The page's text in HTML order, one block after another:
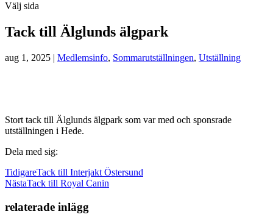
Välj sida
Tack till Älglunds älgpark
aug 1, 2025 | Medlemsinfo, Sommarutställningen, Utställning
Stort tack till Älglunds älgpark som var med och sponsrade
utställningen i Hede.
Dela med sig:
TidigareTack till Interjakt Östersund
NästaTack till Royal Canin
relaterade inlägg